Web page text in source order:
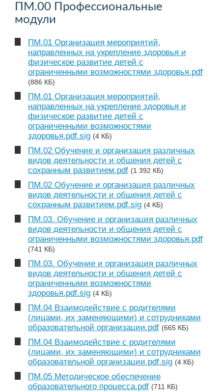
ПМ.00 Профессиональные
модули
ПМ.01 Организация мероприятий,
направленных на укрепление здоровья и
физическое развитие детей с
ограниченными возможностями здоровья.pdf
(886 КБ)
ПМ.01 Организация мероприятий,
направленных на укрепление здоровья и
физическое развитие детей с
ограниченными возможностями
здоровья.pdf.sig (4 КБ)
ПМ.02 Обучение и организация различных
видов деятельности и общения детей с
сохранным развитием.pdf (1 392 КБ)
ПМ.02 Обучение и организация различных
видов деятельности и общения детей с
сохранным развитием.pdf.sig (4 КБ)
ПМ.03. Обучение и организация различных
видов деятельности и общения детей с
ограниченными возможностями здоровья.pdf
(741 КБ)
ПМ.03. Обучение и организация различных
видов деятельности и общения детей с
ограниченными возможностями
здоровья.pdf.sig (4 КБ)
ПМ.04 Взаимодействие с родителями
(лицами, их заменяющими) и сотрудниками
образовательной организации.pdf (665 КБ)
ПМ.04 Взаимодействие с родителями
(лицами, их заменяющими) и сотрудниками
образовательной организации.pdf.sig (4 КБ)
ПМ.05 Методическое обеспечение
образовательного процесса.pdf (711 КБ)